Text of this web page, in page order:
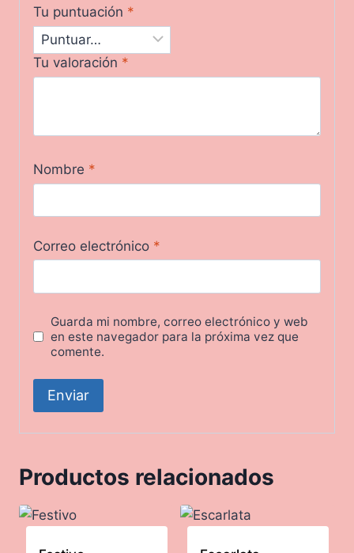
Tu puntuación *
Tu valoración *
Nombre *
Correo electrónico *
Guarda mi nombre, correo electrónico y web
en este navegador para la próxima vez que
comente.
Productos relacionados